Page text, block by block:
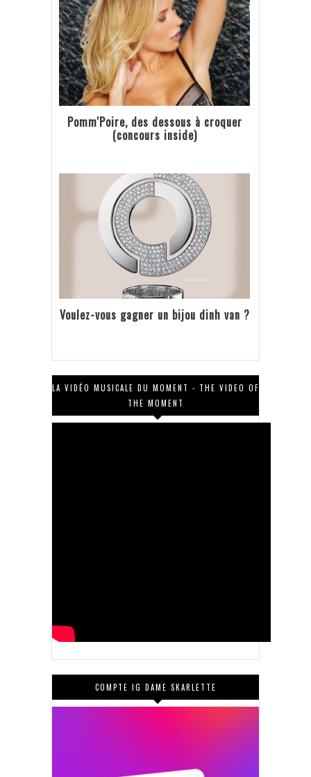
Pomm'Poire, des dessous à croquer
(concours inside)
Voulez-vous gagner un bijou dinh van ?
LA VIDÉO MUSICALE DU MOMENT - THE VIDEO OF
THE MOMENT
COMPTE IG DAME SKARLETTE